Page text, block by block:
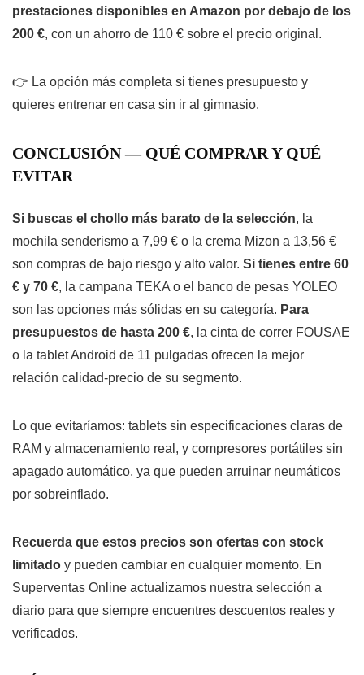
prestaciones disponibles en Amazon por debajo de los
200 €, con un ahorro de 110 € sobre el precio original.
👉 La opción más completa si tienes presupuesto y
quieres entrenar en casa sin ir al gimnasio.
CONCLUSIÓN — QUÉ COMPRAR Y QUÉ
EVITAR
Si buscas el chollo más barato de la selección, la
mochila senderismo a 7,99 € o la crema Mizon a 13,56 €
son compras de bajo riesgo y alto valor. Si tienes entre 60
€ y 70 €, la campana TEKA o el banco de pesas YOLEO
son las opciones más sólidas en su categoría. Para
presupuestos de hasta 200 €, la cinta de correr FOUSAE
o la tablet Android de 11 pulgadas ofrecen la mejor
relación calidad-precio de su segmento.
Lo que evitaríamos: tablets sin especificaciones claras de
RAM y almacenamiento real, y compresores portátiles sin
apagado automático, ya que pueden arruinar neumáticos
por sobreinflado.
Recuerda que estos precios son ofertas con stock
limitado y pueden cambiar en cualquier momento. En
Superventas Online actualizamos nuestra selección a
diario para que siempre encuentres descuentos reales y
verificados.